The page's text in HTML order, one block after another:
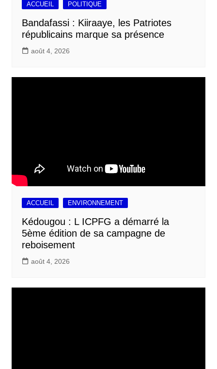
ACCUEIL POLITIQUE
Bandafassi : Kiiraaye, les Patriotes
républicains marque sa présence
août 4, 2026
ACCUEIL ENVIRONNEMENT
Kédougou : L ICPFG a démarré la
5ème édition de sa campagne de
reboisement
août 4, 2026